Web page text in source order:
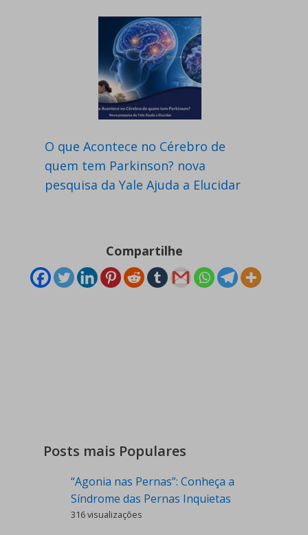
O que Acontece no Cérebro de
quem tem Parkinson? nova
pesquisa da Yale Ajuda a Elucidar
Compartilhe
Posts mais Populares
“Agonia nas Pernas”: Conheça a
Síndrome das Pernas Inquietas
316 visualizações